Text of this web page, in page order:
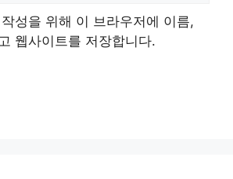
성을 위해 이 브라우저에 이름,
웹사이트를 저장합니다.